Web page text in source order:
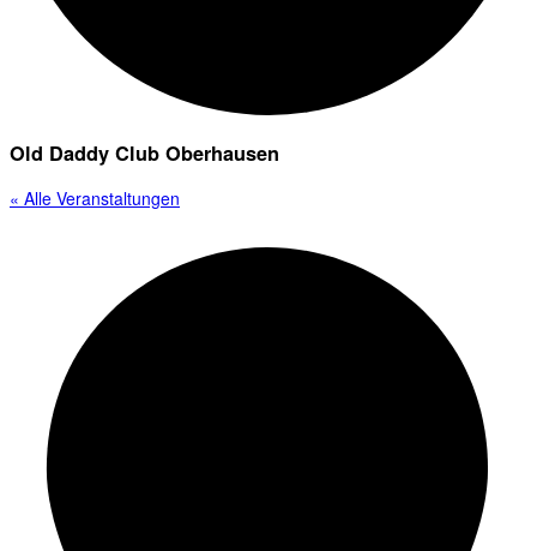
Old Daddy Club Oberhausen
« Alle Veranstaltungen